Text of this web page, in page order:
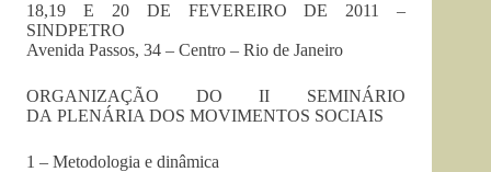
18,19 E 20 DE FEVEREIRO DE 2011 –
SINDPETRO
Avenida Passos, 34 – Centro – Rio de Janeiro
ORGANIZAÇÃO DO II SEMINÁRIO
DA PLENÁRIA DOS MOVIMENTOS SOCIAIS
1 – Metodologia e dinâmica